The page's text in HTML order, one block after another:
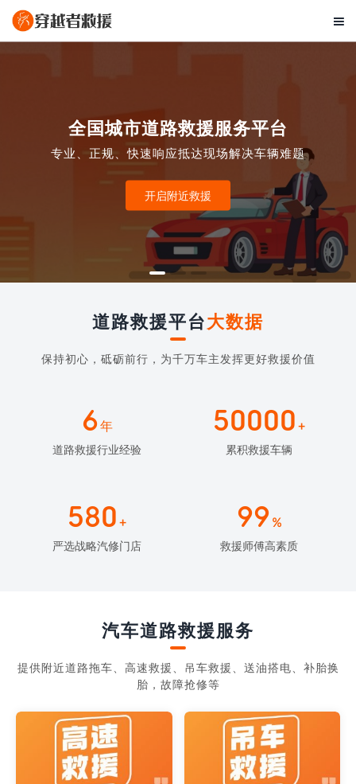

全国城市道路救援服务平台
专业、正规、快速响应抵达现场解决车辆难题
开启附近救援
道路救援平台大数据
保持初心，砥砺前行，为千万车主发挥更好救援价值
6年
道路救援行业经验
50000 +
累积救援车辆
580 +
严选战略汽修门店
99 %
救援师傅高素质
汽车道路救援服务
提供附近道路拖车、高速救援、吊车救援、送油搭电、补胎换
胎，故障抢修等